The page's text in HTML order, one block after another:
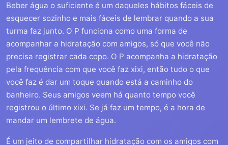
Beber água o suficiente é um daqueles hábitos fáceis de
esquecer sozinho e mais fáceis de lembrar quando a sua
turma faz junto. O P funciona como uma forma de
acompanhar a hidratação com amigos, só que você não
precisa registrar cada copo. O P acompanha a hidratação
pela frequência com que você faz xixi, então tudo o que
você faz é dar um toque quando está a caminho do
banheiro. Seus amigos veem há quanto tempo você
registrou o último xixi. Se já faz um tempo, é a hora de
mandar um lembrete de água.
É um jeito de compartilhar hidratação com os amigos com